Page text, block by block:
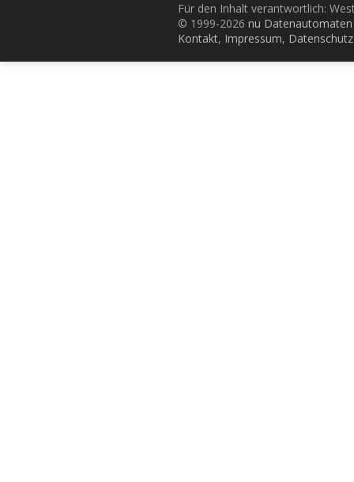
Für den Inhalt verantwortlich:
© 1999-2026 nu
Kontakt, Impressum, Datenschutz